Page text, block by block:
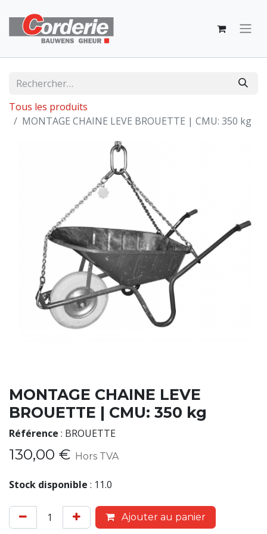
Tous les produits
MONTAGE CHAINE LEVE BROUETTE | CMU: 350 kg
MONTAGE CHAINE LEVE
BROUETTE | CMU: 350 kg
Référence : BROUETTE
130,00 € Hors TVA
Stock disponible : 11.0
Ajouter au panier